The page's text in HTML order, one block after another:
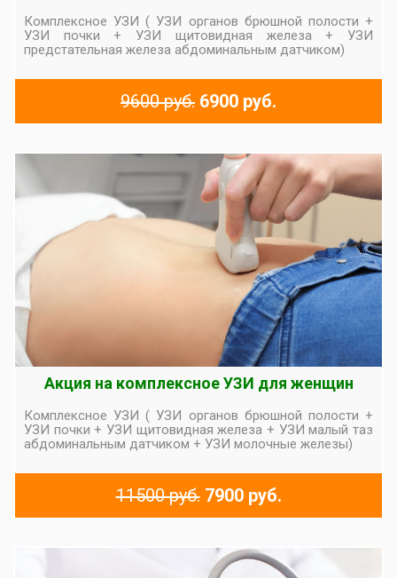
Комплексное УЗИ ( УЗИ органов брюшной полости +
УЗИ почки + УЗИ щитовидная железа + УЗИ
предстательная железа абдоминальным датчиком)
9600 руб. 6900 руб.
Акция на комплексное УЗИ для женщин
Комплексное УЗИ ( УЗИ органов брюшной полости +
УЗИ почки + УЗИ щитовидная железа + УЗИ малый таз
абдоминальным датчиком + УЗИ молочные железы)
11500 руб.7900 руб.